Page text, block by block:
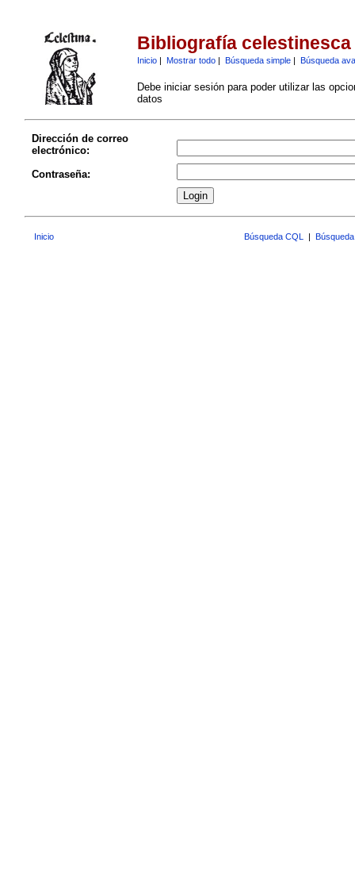
Bibliografía celestinesca
Inicio| Mostrar todo| Búsqueda simple| Búsqueda
Debe iniciar sesión para poder utilizar las
datos
Dirección de correo
electrónico:
Contraseña:
Inicio Búsqueda CQL |